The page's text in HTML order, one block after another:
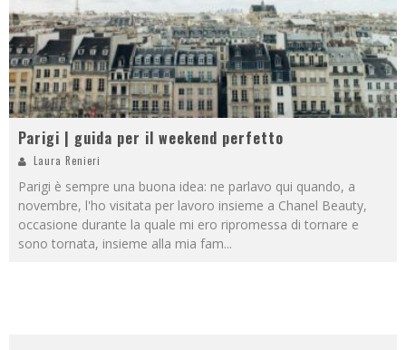
Parigi | guida per il weekend perfetto
Laura Renieri
Parigi è sempre una buona idea: ne parlavo qui quando, a
novembre, l'ho visitata per lavoro insieme a Chanel Beauty,
occasione durante la quale mi ero ripromessa di tornare e
sono tornata, insieme alla mia fam...